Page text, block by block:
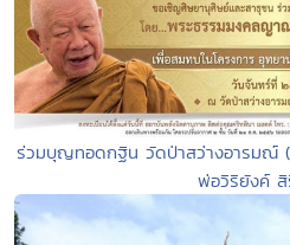
ร่วมบุญทอดกฐิน วัดป่าสว่างอารมณ์
พ่อวิริยังค์ สิ